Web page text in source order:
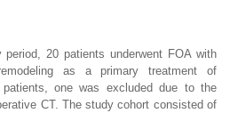
20 patients underwent FOA with
as a primary treatment of
one was excluded due to the
CT. The study cohort consisted of